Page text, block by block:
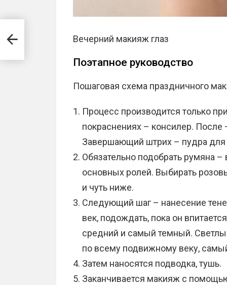
Вечерний макияж глаз
Поэтапное руководство
Пошаговая схема праздничного
Процесс производится только
покраснениях – консилер.
Завершающий штрих – пудра для
Обязательно подобрать румяна
основных ролей. Выбирать
и чуть ниже.
Следующий шаг – нанесение
век, подождать, пока он
средний и самый темный.
по всему подвижному веку,
Затем наносятся подводка, тушь.
Заканчивается макияж с